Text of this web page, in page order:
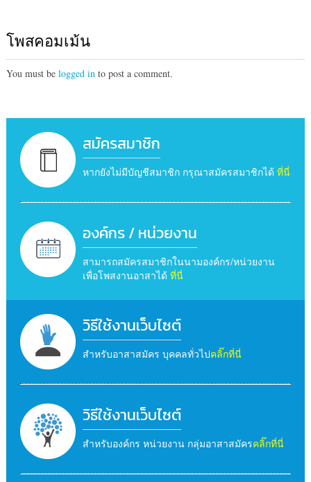
โพสคอมเม้น
You must be logged into post a comment.
สมัครสมาชิก
หากยังไม่มีบัญชีสมาชิก กรุณาสมัครสมาชิกได้ ที่นี่
องค์กร / หน่วยงาน
สามารถสมัครสมาชิกในนามองค์กร/หน่วยงาน
เพื่อโพสงานอาสาได้ ที่นี่
วิธีใช้งานเว็บไซต์
สำหรับอาสาสมัคร บุคคลทั่วไปคลิ๊กที่นี่
วิธีใช้งานเว็บไซต์
สำหรับองค์กร หน่วยงาน กลุ่มอาสาสมัครคลิ๊กที่นี่